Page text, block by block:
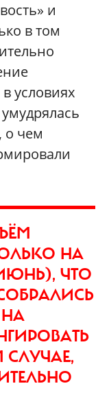
и
в том
условиях
о чем
НА
ЧТО
СЛУЧАЕ,